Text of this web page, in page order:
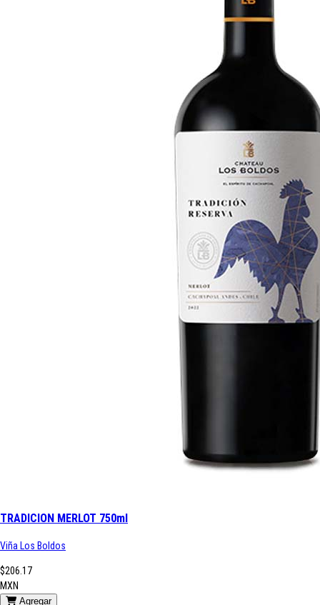
TRADICION MERLOT 750ml
Viña Los Boldos
$206.17
MXN
Agregar